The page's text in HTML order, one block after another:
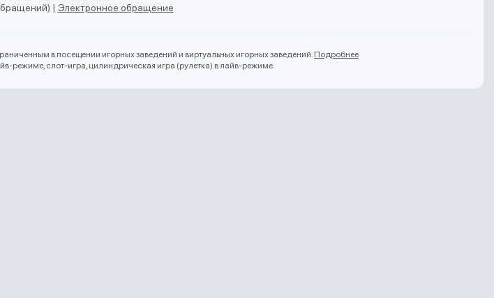
| Электронное обращение
в посещении игорных заведений и виртуальных игорных заведений. Подробнее
режиме, слот-игра, цилиндрическая игра (рулетка) в лайв-режиме.